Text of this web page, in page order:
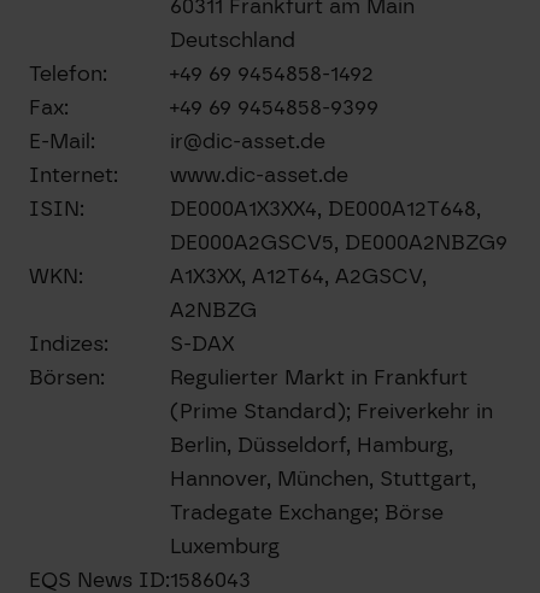
Deutschland
Telefon:
+49 69 9454858-1492
Fax:
+49 69 9454858-9399
E-Mail:
ir@dic-asset.de
Internet:
www.dic-asset.de
ISIN:
DE000A1X3XX4, DE000A12T648,
DE000A2GSCV5, DE000A2NBZG9
WKN:
A1X3XX, A12T64, A2GSCV,
A2NBZG
Indizes:
S-DAX
Börsen:
Regulierter Markt in Frankfurt
(Prime Standard); Freiverkehr in
Berlin, Düsseldorf, Hamburg,
Hannover, München, Stuttgart,
Tradegate Exchange; Börse
Luxemburg
EQS News ID:1586043